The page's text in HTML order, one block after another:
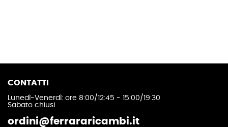
CONTATTI
Lunedì-Venerdì: ore 8:00/12:45 - 15:00/19:30
Sabato chiusi
ordini@ferrararicambi.it